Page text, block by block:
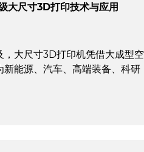
大尺寸3D打印技术与应用
大尺寸3D打印机凭借大成型空
能源、汽车、高端装备、科研